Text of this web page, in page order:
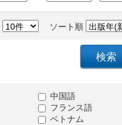
ソート順
中国語
フランス語
ベトナム